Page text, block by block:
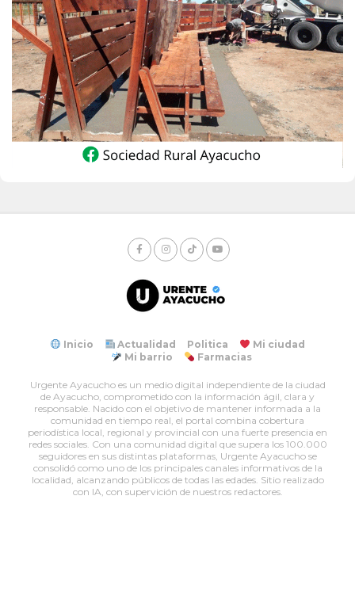
Inicio Actualidad Politica
Mi ciudad
Mi barrio
Farmacias
Urgente Ayacucho es un medio digital independiente de la ciudad
de Ayacucho, comprometido con la información ágil, clara y
responsable. Nacido con el objetivo de mantener informada a la
comunidad en tiempo real, el portal combina cobertura
periodística local, regional y provincial con una fuerte presencia en
redes sociales. Con una comunidad digital que supera los 100.000
seguidores en sus distintas plataformas, Urgente Ayacucho se
consolidó como uno de los principales canales informativos de la
localidad, alcanzando públicos de todas las edades. Sitio realizado
con IA, con supervición de nuestros redactores.